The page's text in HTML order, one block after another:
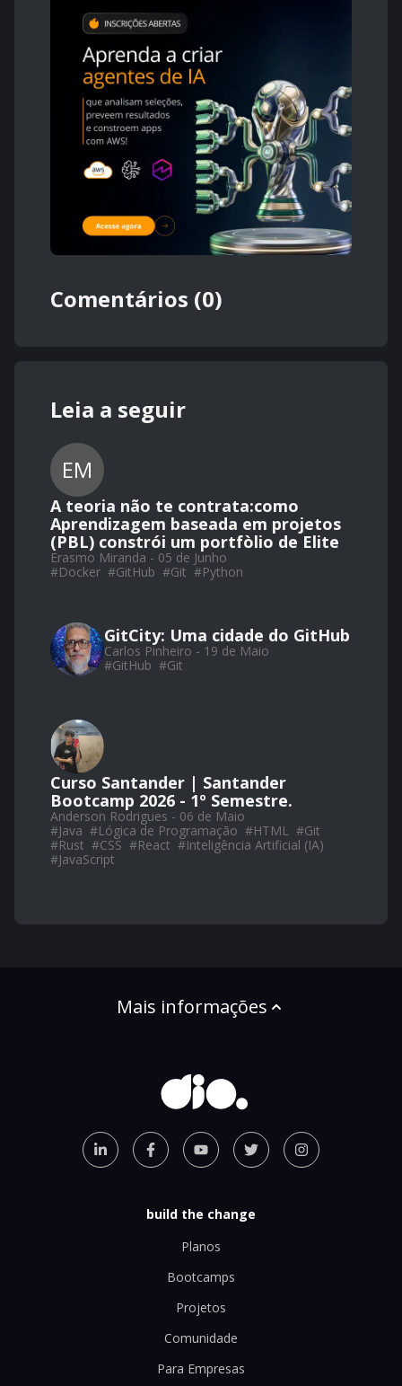
Comentários (0)
Leia a seguir
EM
A teoria não te contrata:como
Aprendizagem baseada em projetos
(PBL) constrói um portfòlio de Elite
Erasmo Miranda - 05 de Junho
#Docker #GitHub #Git #Python
GitCity: Uma cidade do GitHub
Carlos Pinheiro - 19 de Maio
#GitHub #Git
Curso Santander | Santander
Bootcamp 2026 - 1º Semestre.
Anderson Rodrigues - 06 de Maio
#Java #Lógica de Programação #HTML #Git
#Rust #CSS #React #Inteligência Artificial (IA)
#JavaScript
Mais informações
build the change
Planos
Bootcamps
Projetos
Comunidade
Para Empresas